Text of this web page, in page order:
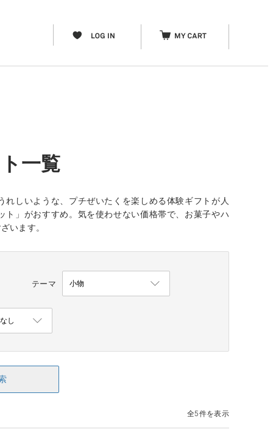
一覧
しいような、プチぜいたくを楽しめる体験ギフトが人
」がおすすめ。気を使わせない価格帯で、お菓子やハ
います。
テーマ
全5件を表示